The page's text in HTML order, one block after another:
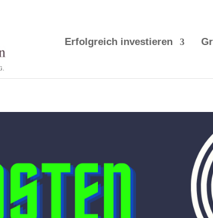
Erfolgreich investieren